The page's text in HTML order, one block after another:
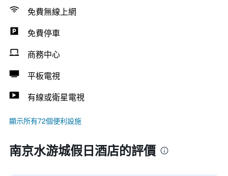
免費無線上網
免費停車
商務中心
平板電視
有線或衛星電視
顯示所有72個便利設施
南京水游城假日酒店的評價